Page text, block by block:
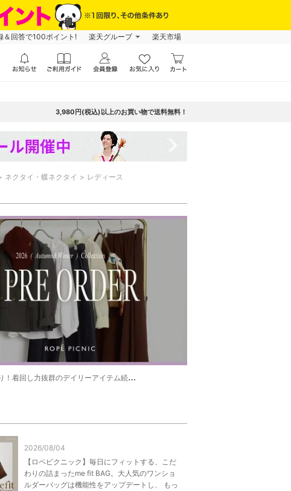
＆回答で100ポイント! 楽天グループ 楽天市場
3,980円(税込)以上のお買い物で送料無料！
ネクタイ・蝶ネクタイ レディース
着回し力抜群のデイリーアイテム続々と登場☆
2026/08/04
【ロペピクニック】毎日にフィットする、こだ
わりの詰まったme fit BAG。大人気のワンショ
ルダーバッグは機能性をアップデートし、 もっ